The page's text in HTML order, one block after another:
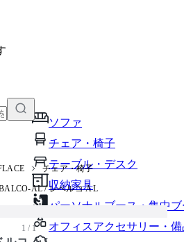
ソファ
チェア・椅子
テーブル・デスク
収納家具
パーソナルブース・集中
オフィスアクセサリー・備
貼り付けて、カートに追加できます
チェア・椅子
AL / レベルコ A L
1 / 1